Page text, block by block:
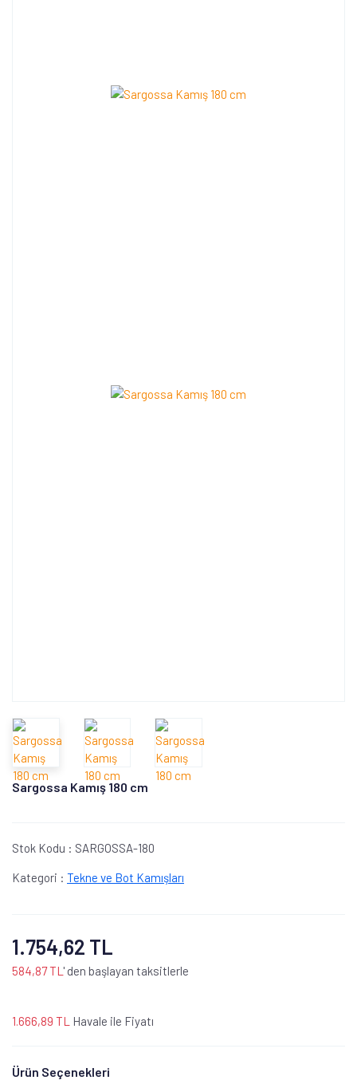
Sargossa Kamış 180 cm
Stok Kodu : SARGOSSA-180
Kategori : Tekne ve Bot Kamışları
1.754,62 TL
584,87 TL ' den başlayan taksitlerle
1.666,89 TL Havale ile Fiyatı
Ürün Seçenekleri